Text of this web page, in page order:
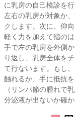
に乳房の自己検診を
左右の乳房が対象か
クします。次に、仰
軽く力を加えて指の
手で左の乳房を外側
り返し、乳房全体を
て行ないます。もし
触れるか、手に抵抗
（リンパ節の腫れで
分泌液が出ないか確か